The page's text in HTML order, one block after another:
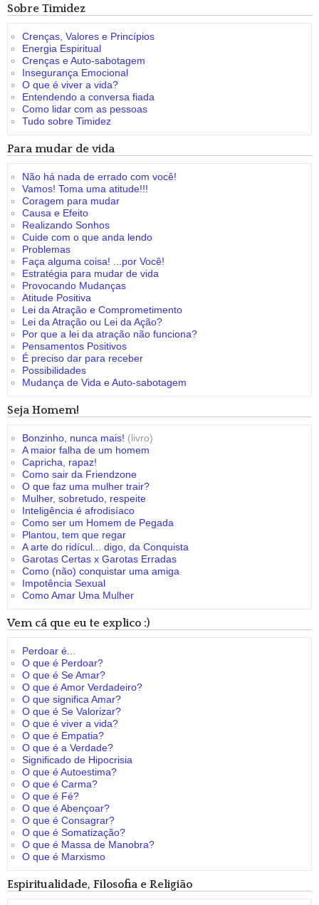
Sobre Timidez
Crenças, Valores e Princípios
Energia Espiritual
Crenças e Auto-sabotagem
Insegurança Emocional
O que é viver a vida?
Entendendo a conversa fiada
Como lidar com as pessoas
Tudo sobre Timidez
Para mudar de vida
Não há nada de errado com você!
Vamos! Toma uma atitude!!!
Coragem para mudar
Causa e Efeito
Realizando Sonhos
Cuide com o que anda lendo
Problemas
Faça alguma coisa! ...por Você!
Estratégia para mudar de vida
Provocando Mudanças
Atitude Positiva
Lei da Atração e Comprometimento
Lei da Atração ou Lei da Ação?
Por que a lei da atração não funciona?
Pensamentos Positivos
É preciso dar para receber
Possibilidades
Mudança de Vida e Auto-sabotagem
Seja Homem!
Bonzinho, nunca mais! (livro)
A maior falha de um homem
Capricha, rapaz!
Como sair da Friendzone
O que faz uma mulher trair?
Mulher, sobretudo, respeite
Inteligência é afrodisíaco
Como ser um Homem de Pegada
Plantou, tem que regar
A arte do ridícul... digo, da Conquista
Garotas Certas x Garotas Erradas
Como (não) conquistar uma amiga
Impotência Sexual
Como Amar Uma Mulher
Vem cá que eu te explico :)
Perdoar é...
O que é Perdoar?
O que é Se Amar?
O que é Amor Verdadeiro?
O que significa Amar?
O que é Se Valorizar?
O que é viver a vida?
O que é Empatia?
O que é a Verdade?
Significado de Hipocrisia
O que é Autoestima?
O que é Carma?
O que é Fé?
O que é Abençoar?
O que é Consagrar?
O que é Somatização?
O que é Massa de Manobra?
O que é Marxismo
Espiritualidade, Filosofia e Religião